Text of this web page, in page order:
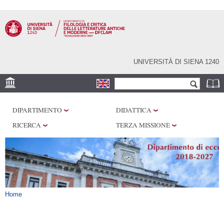
contenuto
principale
UNIVERSITÀ DI SIENA 1240
Form di ricerca
CENTRI DI RICERCA
BIBLIOTECHE E
ARCHIVI
SERVIZI
DIPARTIMENTO
DIDATTICA
RICERCA
TERZA MISSIONE
Tu sei qui
Home